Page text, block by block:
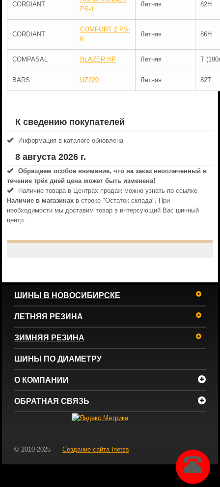
CORDIANT
PS-1
Летняя 82H
CORDIANT
COMFORT 2 PS-
6
Летняя 86H
COMPASAL BLAZER HP Летняя T
BARS UZ220 Летняя 82T
К сведению покупателей
Информация в каталоге обновлена
8 августа 2026 г.
Обращаем особое внимание, что на заказ неоплаченный в
течениe трёх дней цена может быть изменена!
Наличие товара в Центрах продаж можно узнать по ссылке
Наличие в магазинахв строке "Остаток склада". При
необходимости мы доставим товар в интерсующий Вас шинный
центр.
ШИНЫ В НОВОСИБИРСКЕ
ЛЕТНЯЯ РЕЗИНА
ЗИМНЯЯ РЕЗИНА
ШИНЫ ПО ДИАМЕТРУ
О КОМПАНИИ
ОБРАТНАЯ СВЯЗЬ
© 2010-2025 Создание сайта Inetss